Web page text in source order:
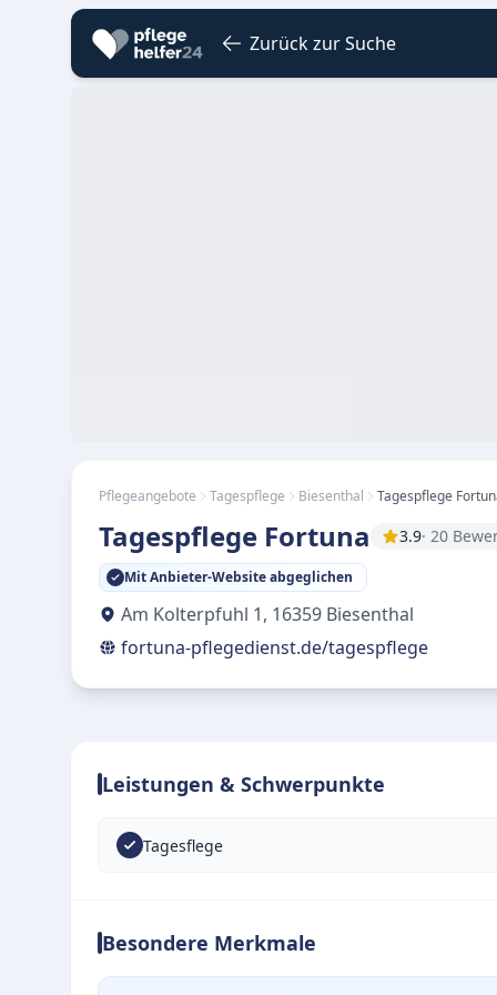
Zurück zur Suche
Pflegeangebote Tagespflege Biesenthal Tagespflege
Tagespflege Fortuna 3.9· 20
Mit Anbieter-Website abgeglichen
Am Kolterpfuhl 1, 16359 Biesenthal
fortuna-pflegedienst.de/tagespflege
Leistungen & Schwerpunkte
Tagesflege
Besondere Merkmale